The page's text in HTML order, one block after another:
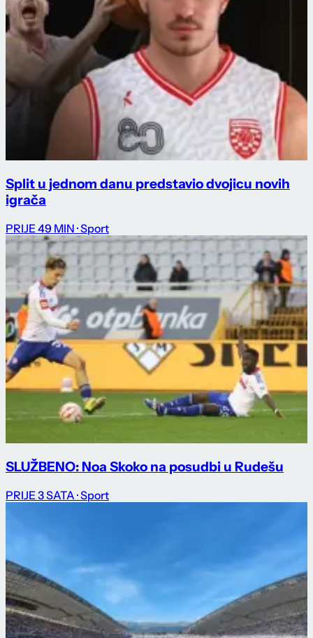
Split u jednom danu predstavio dvojicu novih
igrača
PRIJE 49 MIN · Sport
SLUŽBENO: Noa Skoko na posudbi u Rudešu
PRIJE 3 SATA · Sport